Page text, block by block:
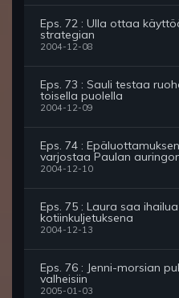
Eps. 72 : Ulla ottaa
strategian
2004-12-08
Eps. 73 : Sauli testaa
toisella puolella
2004-12-09
Eps. 74 :
varjostaa Paulan
2004-12-10
Eps. 75 : Laura saa ihailua
kotiinkuljetuksena
2004-12-13
Eps. 76 : Jenni-morsian
valheisiin
2005-01-03